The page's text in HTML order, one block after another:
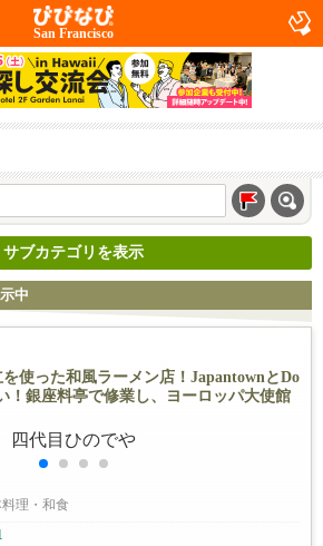
San Francisco
サブカテゴリを表示
中
使った和風ラーメン店！JapantownとDo
！銀座料亭で修業し、ヨーロッパ大使館
料理・和食